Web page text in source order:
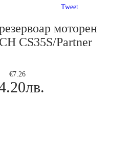
Tweet
моторен
CS35S/Partner
€7.26